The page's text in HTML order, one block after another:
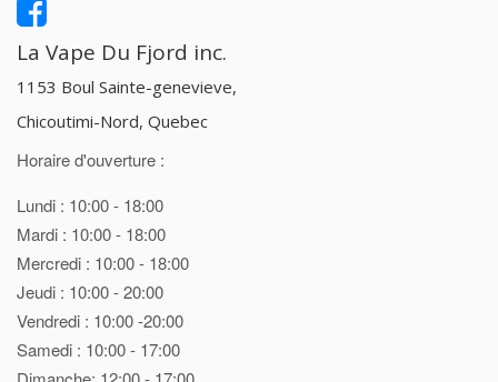
La Vape Du Fjord inc.
1153 Boul Sainte-genevieve,
Chicoutimi-Nord, Quebec
Horaire d'ouverture :
Lundi : 10:00 - 18:00
Mardi : 10:00 - 18:00
Mercredi : 10:00 - 18:00
Jeudi : 10:00 - 20:00
Vendredi : 10:00 -20:00
Samedi : 10:00 - 17:00